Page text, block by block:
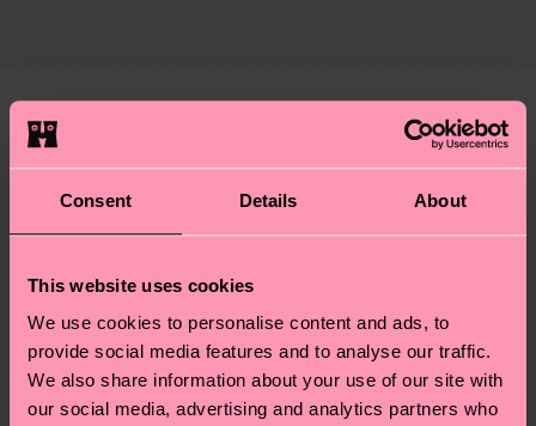
Consent Details About
This website uses cookies
We use cookies to personalise content and ads, to
provide social media features and to analyse our traffic.
We also share information about your use of our site with
our social media, advertising and analytics partners who
findest du auf unsererNachhaltigkeitsseite.
dass es sich hierbei um einen Richtwert handelt
und die genaue Lieferzeit von der lokalen Post in
Du hast Fragen zu einer Retoure? In unserem
Hilfebereich im Artikel
Ähnliche muster
Neuheit